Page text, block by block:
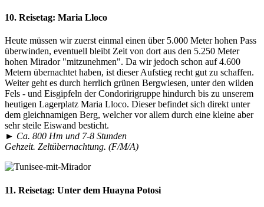
10. Reisetag: Maria Lloco
Heute müssen wir zuerst einmal einen über 5.000 Meter hohen Pass
überwinden, eventuell bleibt Zeit von dort aus den 5.250 Meter
hohen Mirador "mitzunehmen". Da wir jedoch schon auf 4.600
Metern übernachtet haben, ist dieser Aufstieg recht gut zu schaffen.
Weiter geht es durch herrlich grünen Bergwiesen, unter den wilden
Fels - und Eisgipfeln der Condoririgruppe hindurch bis zu unserem
heutigen Lagerplatz Maria Lloco. Dieser befindet sich direkt unter
dem gleichnamigen Berg, welcher vor allem durch eine kleine aber
sehr steile Eiswand besticht.
► Ca. 800 Hm und 7-8 Stunden
Gehzeit. Zeltübernachtung. (F/M/A)
11. Reisetag: Unter dem Huayna Potosi